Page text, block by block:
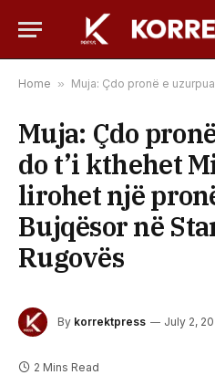
Home » Muja: Çdo pronë e uzurpuar do t’i kthehet
Muja: Çdo
do t’i kthehet
lirohet një
Bujqësor në
Rugovës
By korrektpress July 2,
2 Mins Read